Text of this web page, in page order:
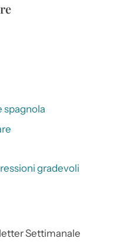
spagnola
gradevoli
Settimanale